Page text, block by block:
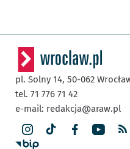
pl. Solny 14, 50-062
tel. 71 776 71 42
e-mail: redakcja@araw.pl